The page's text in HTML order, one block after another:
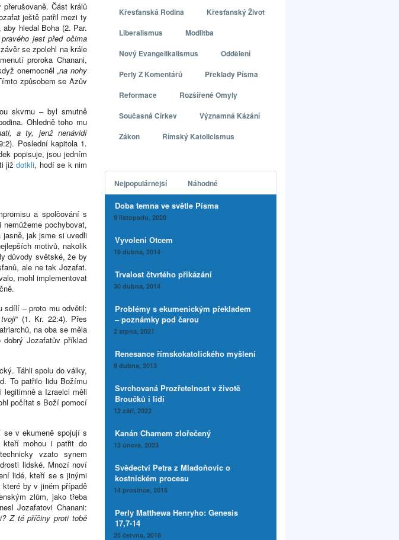
Část králů
ještě patřil mezi ty
hledal Boha (2. Par.
jest před očima
se zpolehl na krále
proroka Chanani,
onemocněl „na nohy
způsobem se Azův
skvrnu – byl smutně
Ohledně toho mu
a ty, jenž nenávidí
Poslední kapitola 1.
popisuje, jsou jedním
jiždotkli, hodí se k nim
a spolčování s
pochybovat,
jak jsme si uvedli
motivů, nakolik
důvody světské, že by
ale ne tak Jozafat.
mohl implementovat
sdílí – proto mu odvětil:
“ (1. Kr. 22:4). Přes
na oba se měla
Jozafatův příklad
Táhli spolu do války,
To patřilo lidu Božímu
legitimně a Izraelci měli
počítat s Boží pomocí
se v ekumeně spojují s
kteří mohou i patřit do
vzato synem
lidské. Mnozí noví
lidé, kteří se s jinými
by v jiném případě
zlům, jako třeba
Jozafatovi Chanani:
Z té příčiny proti tobě
Křesťanská Rodina
Křesťanský Život
Liberalismus
Modlitba
Nový Evangelikalismus
Oddělení
Perly Z Komentářů
Překlady Písma
Reformace
Rozšířené Omyly
Současná Církev
Významná Kázání
Zákon
Římský Katolicismus
Nejpopulárnější Náhodné
Doba temna ve světle Písma
9 listopadu, 2020
Vyvoleni Otcem
19 dubna, 2014
Trvalost čtvrtého přikázání
30 dubna, 2014
Problémy s ekumenickým překladem
– poznámky pod čarou
2 srpna, 2021
Renesance římskokatolického myšlení
9 dubna, 2013
Svrchovaná Prozřetelnost v životě
Broučků i lidí
12 září, 2022
Kanán Chamem zlořečený
13 února, 2023
Svědectví Petra z Mladoňovic o
kostnickém procesu
14 prosince, 2015
Perly Matthewa Henryho: Genesis
17,7-14
25 června, 2018